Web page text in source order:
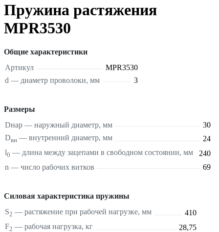
Пружина растяжения
MPR3530
Общие характеристики
Артикул
MPR3530
d — диаметр проволоки, мм
3
Размеры
Dнар — наружный диаметр, мм
30
Dвн — внутренний диаметр, мм
24
l0 — длина между зацепами в свободном состоянии, мм
240
n — число рабочих витков
69
Силовая характеристика пружины
S2 — растяжение при рабочей нагрузке, мм
410
F2 — рабочая нагрузка, кг 28,75